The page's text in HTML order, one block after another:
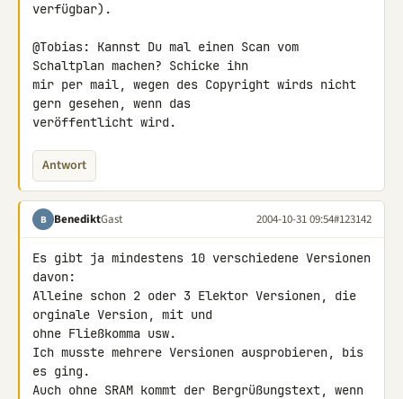
verfügbar).
@Tobias: Kannst Du mal einen Scan vom
Schaltplan machen? Schicke ihn
mir per mail, wegen des Copyright wirds nicht
gern gesehen, wenn das
veröffentlicht wird.
Antwort
B BenediktGast 2004-10-31 09:54#123142
Es gibt ja mindestens 10 verschiedene Versionen
davon:
Alleine schon 2 oder 3 Elektor Versionen, die
orginale Version, mit und
ohne Fließkomma usw.
Ich musste mehrere Versionen ausprobieren, bis
es ging.
Auch ohne SRAM kommt der Bergrüßungstext, wenn